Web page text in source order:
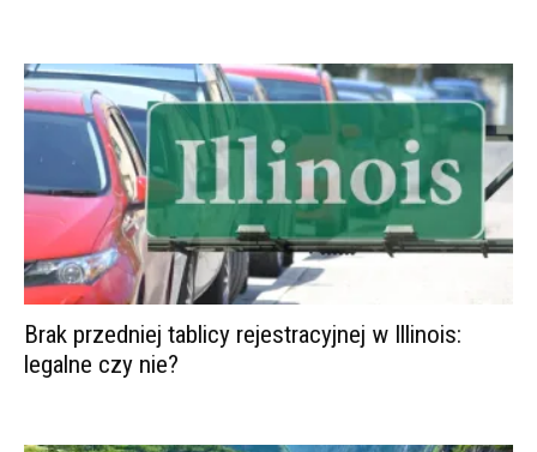
Brak przedniej tablicy rejestracyjnej w Illinois:
legalne czy nie?